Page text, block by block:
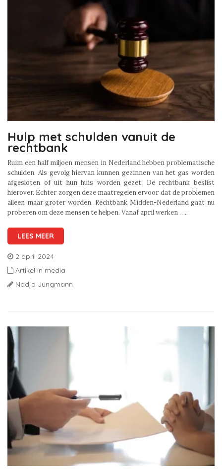
Hulp met schulden vanuit de
rechtbank
Ruim een half miljoen mensen in Nederland hebben problematische
schulden. Als gevolg hiervan kunnen gezinnen van het gas worden
afgesloten of uit hun huis worden gezet. De rechtbank beslist
hierover. Echter zorgen deze maatregelen ervoor dat de problemen
alleen maar groter worden. Rechtbank Midden-Nederland gaat nu
proberen om deze mensen te helpen. Vanaf april werken …..
LEES MEER
2 april 2024
Artikel in media
Nadja Jungmann